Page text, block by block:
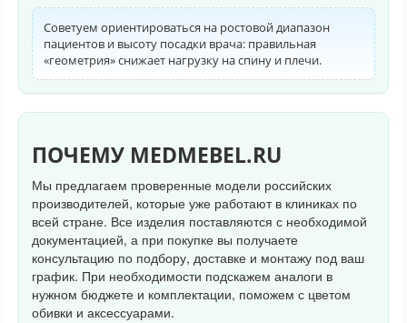
Советуем ориентироваться на ростовой диапазон
пациентов и высоту посадки врача: правильная
«геометрия» снижает нагрузку на спину и плечи.
ПОЧЕМУ MEDMEBEL.RU
Мы предлагаем проверенные модели российских
производителей, которые уже работают в клиниках по
всей стране. Все изделия поставляются с необходимой
документацией, а при покупке вы получаете
консультацию по подбору, доставке и монтажу под ваш
график. При необходимости подскажем аналоги в
нужном бюджете и комплектации, поможем с цветом
обивки и аксессуарами.